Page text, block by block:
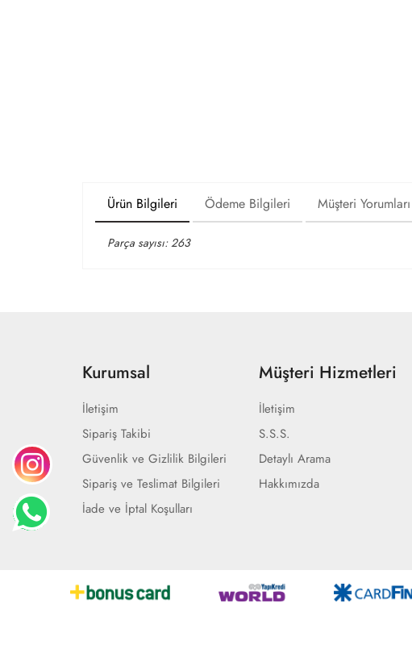
Ürün Bilgileri Ödeme Bilgileri Müşteri Yorumları
Parça sayısı: 263
Kurumsal
İletişim
Sipariş Takibi
Güvenlik ve Gizlilik Bilgileri
Sipariş ve Teslimat Bilgileri
İade ve İptal Koşulları
Müşteri Hizmetleri
İletişim
S.S.S.
Detaylı Arama
Hakkımızda